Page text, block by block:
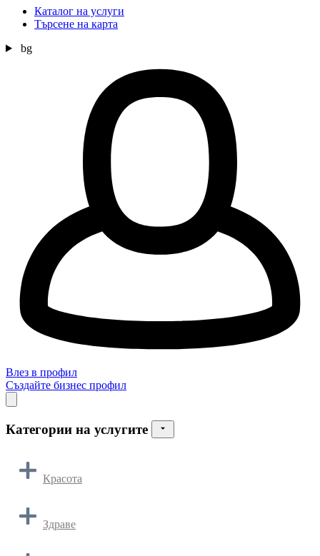
Каталог на услуги
Търсене на карта
bg
Влез в профил
Създайте бизнес профил
Категории на услугите
Красота
Здраве